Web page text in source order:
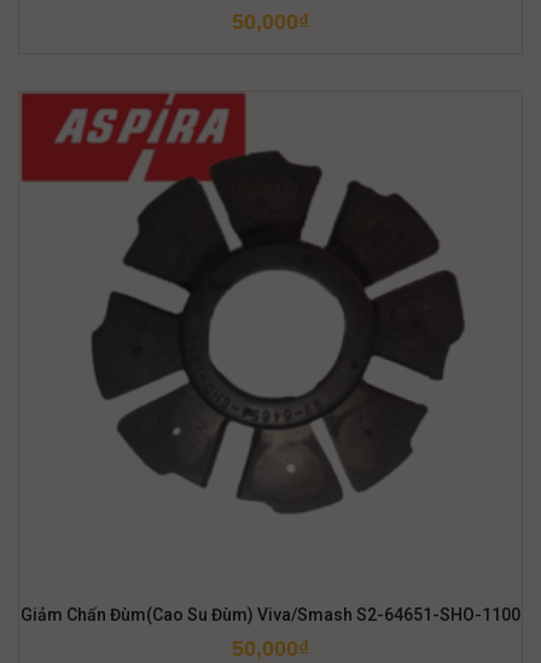
50,000₫
Giảm Chấn Đùm(Cao Su Đùm) Viva/Smash S2-64651-SHO-1100
50,000₫